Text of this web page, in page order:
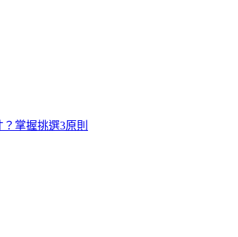
掌握挑選3原則